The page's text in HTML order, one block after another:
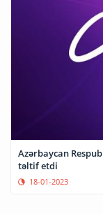
Azərbaycan
təltif etdi
18-01-2023